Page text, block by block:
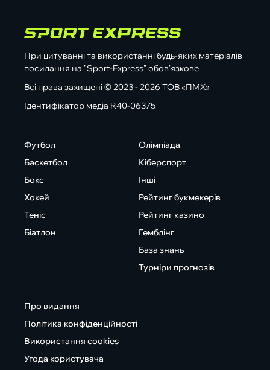
При цитуванні та використанні будь-яких матеріалів
посилання на "Sport-Express" обов'язкове
Всі права захищені © 2023 - 2026 ТОВ «ПМХ»
Ідентифікатор медіа R40-06375
Футбол
Баскетбол
Бокс
Хокей
Теніс
Біатлон
Олімпіада
Кіберспорт
Інші
Рейтинг букмекерів
Рейтинг казино
Гемблінг
База знань
Турніри прогнозів
Про видання
Політика конфіденційності
Використання cookies
Угода користувача